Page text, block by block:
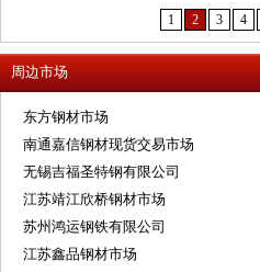
1 2 3 4
周边市场
东方钢材市场
南通嘉信钢材现货交易市场
无锡吉福圣特钢有限公司
江苏靖江欣桥钢材市场
苏州鸿运钢铁有限公司
江苏鑫品钢材市场